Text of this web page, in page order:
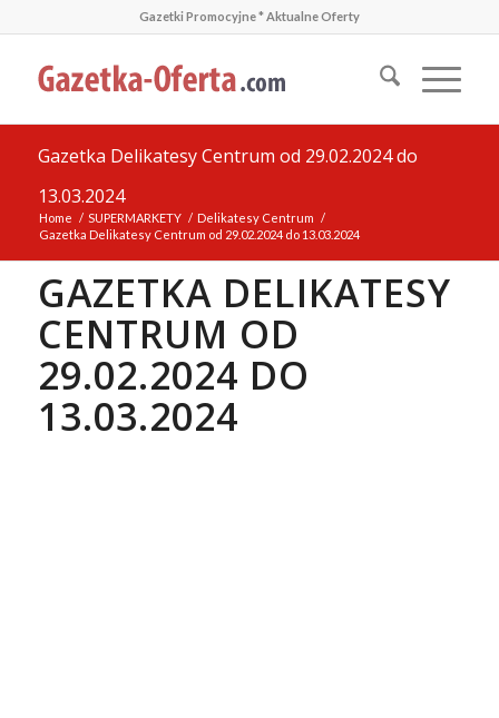
Gazetki Promocyjne * Aktualne Oferty
Gazetka Delikatesy Centrum od 29.02.2024 do
13.03.2024
Home / SUPERMARKETY / Delikatesy Centrum /
Gazetka Delikatesy Centrum od 29.02.2024 do 13.03.2024
GAZETKA DELIKATESY
CENTRUM OD
29.02.2024 DO
13.03.2024